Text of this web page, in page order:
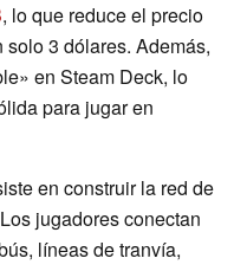
, lo que reduce el precio
3 dólares. Además,
en Steam Deck, lo
para jugar en
en construir la red de
jugadores conectan
líneas de tranvía,